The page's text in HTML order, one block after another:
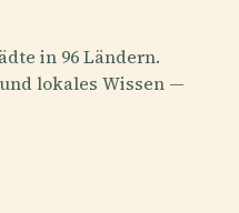
in 96 Ländern.
lokales Wissen —